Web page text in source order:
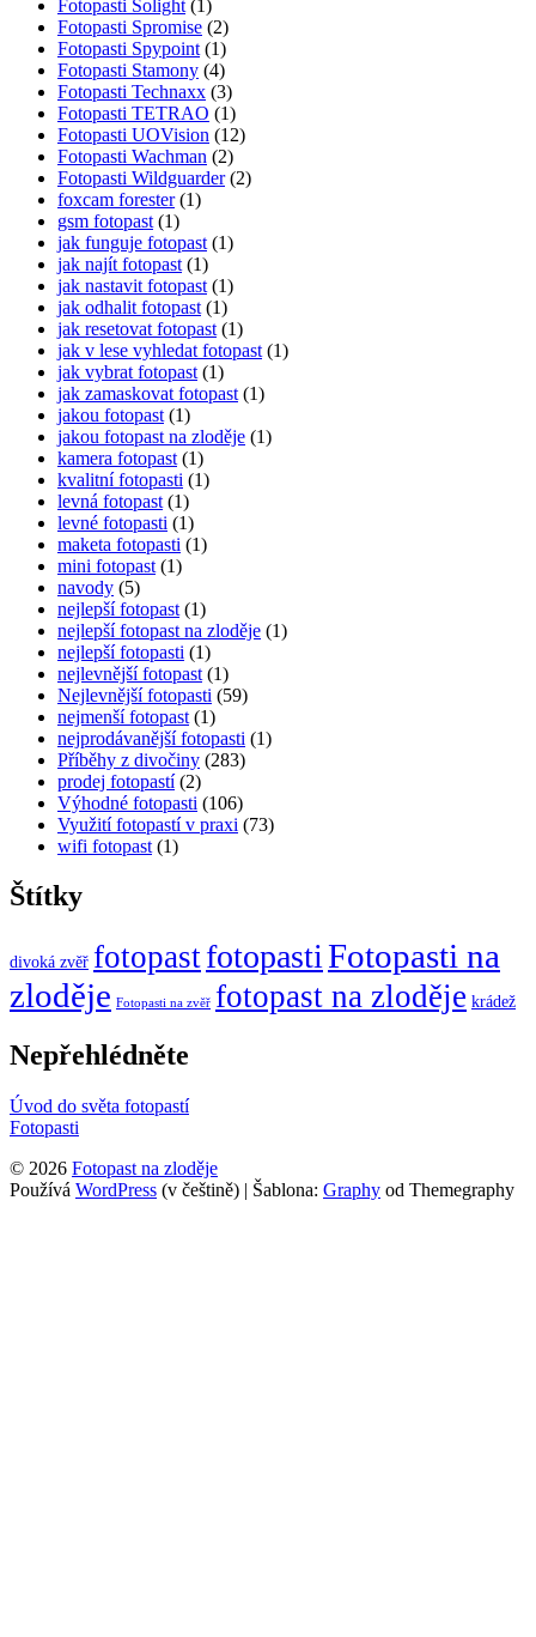
Fotopasti Solight (1)
Fotopasti Spromise (2)
Fotopasti Spypoint (1)
Fotopasti Stamony (4)
Fotopasti Technaxx (3)
Fotopasti TETRAO (1)
Fotopasti UOVision (12)
Fotopasti Wachman (2)
Fotopasti Wildguarder(2)
foxcam forester(1)
gsm fotopast (1)
jak funguje fotopast (1)
jak najít fotopast (1)
jak nastavit fotopast (1)
jak odhalit fotopast (1)
jak resetovat fotopast (1)
jak v lese vyhledat fotopast (1)
jak vybrat fotopast (1)
jak zamaskovat fotopast (1)
jakou fotopast (1)
jakou fotopast na zloděje (1)
kamera fotopast (1)
kvalitní fotopasti (1)
levná fotopast (1)
levné fotopasti (1)
maketa fotopasti (1)
mini fotopast (1)
navody (5)
nejlepší fotopast (1)
nejlepší fotopast na zloděje (1)
nejlepší fotopasti (1)
nejlevnější fotopast (1)
Nejlevnější fotopasti (59)
nejmenší fotopast (1)
nejprodávanější fotopasti (1)
Příběhy z divočiny (283)
prodej fotopastí(2)
Výhodné fotopasti (106)
Využití fotopastí v praxi (73)
wifi fotopast (1)
Štítky
divoká zvěř fotopastfotopastiFotopasti na
zloděje Fotopasti na zvěř fotopast na zloděje krádež
Nepřehlédněte
Úvod do světa fotopastí
Fotopasti
© 2026 Fotopast na zloděje
Používá WordPress (v češtině) | Šablona: Graphy od Themegraphy